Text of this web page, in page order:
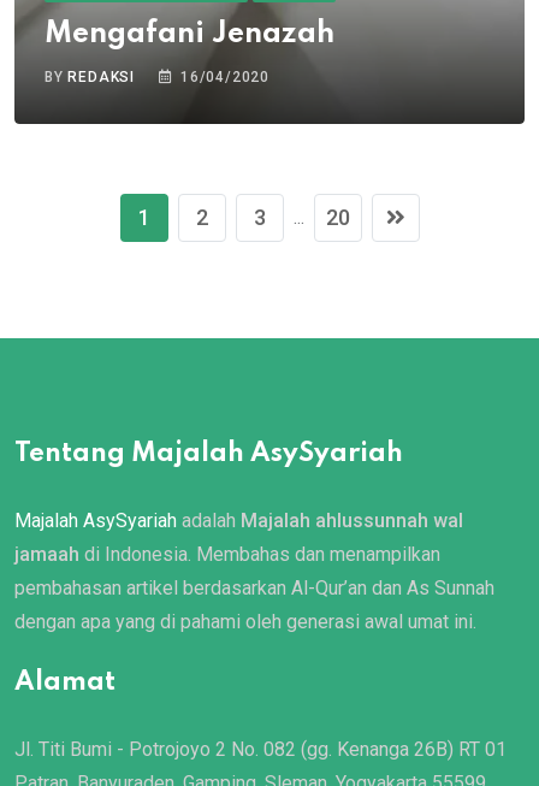
Mengafani Jenazah
BY REDAKSI 16/04/2020
1 2 3 ... 20
Tentang Majalah AsySyariah
Majalah AsySyariah adalah Majalah ahlussunnah wal
jamaah di Indonesia. Membahas dan menampilkan
pembahasan artikel berdasarkan Al-Qur’an dan As Sunnah
dengan apa yang di pahami oleh generasi awal umat ini.
Alamat
Jl. Titi Bumi - Potrojoyo 2 No. 082 (gg. Kenanga 26B) RT 01